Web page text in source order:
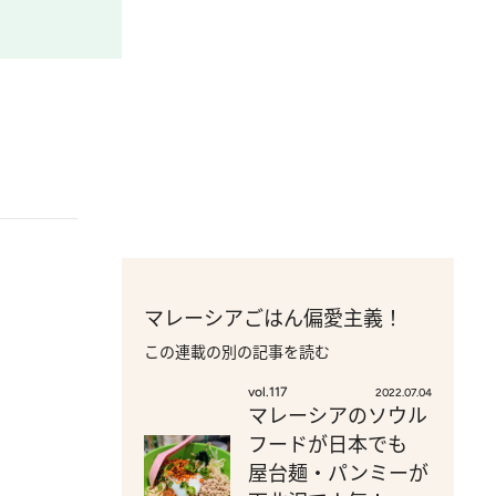
マレーシアごはん偏愛主義！
この連載の別の記事を読む
vol.117 2022.07.04
マレーシアのソウル
フードが日本でも
屋台麺・パンミーが